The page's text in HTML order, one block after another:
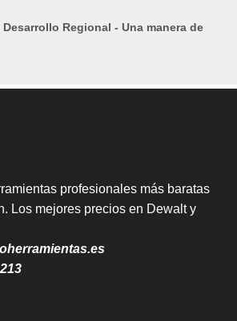
Regional - Una manera de
profesionales más baratas
Los mejores precios en Dewalt y